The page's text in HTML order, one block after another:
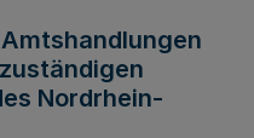
Nordrhein-